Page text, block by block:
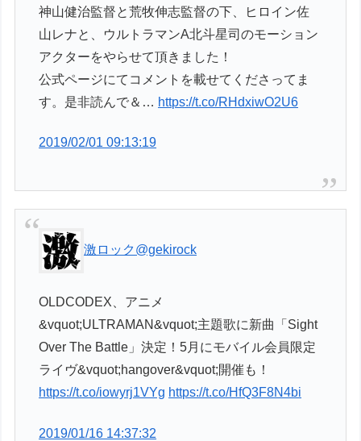
神山健治監督と荒牧伸志監督の下、ヒロイン佐
山レナと、ウルトラマンA北斗星司のモーション
アクターをやらせて頂きました！
公式ページにてコメントを載せてくださってま
す。是非読んで＆… https://t.co/RHdxiwO2U6
2019/02/01 09:13:19
激ロック@gekirock
OLDCODEX、アニメ
&vquot;ULTRAMAN&vquot;主題歌に新曲「Sight
Over The Battle」決定！5月にモバイル会員限定
ライヴ&vquot;hangover&vquot;開催も！
https://t.co/iowyrj1VYg https://t.co/HfQ3F8N4bi
2019/01/16 14:37:32